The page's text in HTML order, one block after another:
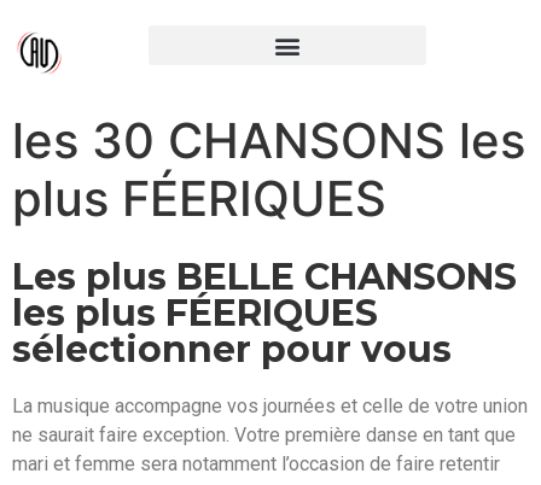
les 30 CHANSONS les
plus FÉERIQUES
Les plus BELLE CHANSONS
les plus FÉERIQUES
sélectionner pour vous
La musique accompagne vos journées et celle de votre union
ne saurait faire exception. Votre première danse en tant que
mari et femme sera notamment l’occasion de faire retentir